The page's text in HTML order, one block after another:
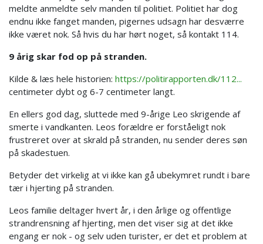
meldte anmeldte selv manden til politiet. Politiet har dog
endnu ikke fanget manden, pigernes udsagn har desværre
ikke været nok. Så hvis du har hørt noget, så kontakt 114.
9 årig skar fod op på stranden.
Kilde & læs hele historien: https://politirapporten.dk/112...
centimeter dybt og 6-7 centimeter langt.
En ellers god dag, sluttede med 9-årige Leo skrigende af
smerte i vandkanten. Leos forældre er forståeligt nok
frustreret over at skrald på stranden, nu sender deres søn
på skadestuen.
Betyder det virkelig at vi ikke kan gå ubekymret rundt i bare
tær i hjerting på stranden.
Leos familie deltager hvert år, i den årlige og offentlige
strandrensning af hjerting, men det viser sig at det ikke
engang er nok - og selv uden turister, er det et problem at